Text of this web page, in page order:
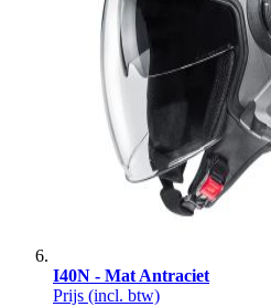
I40N - Mat Antraciet
Prijs (incl. btw)